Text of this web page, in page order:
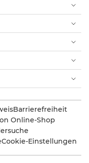
Barrierefreiheit
Online-Shop
Cookie-Einstellungen